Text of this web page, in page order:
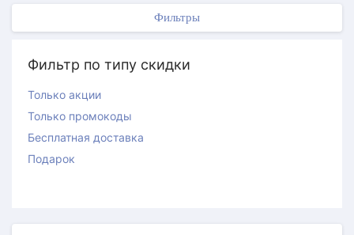
Фильтры
Фильтр по типу скидки
Только акции
Только промокоды
Бесплатная доставка
Подарок